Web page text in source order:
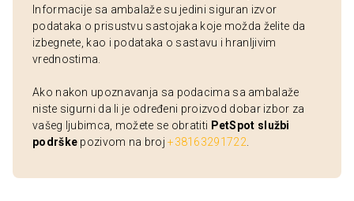
Informacije sa ambalaže su jedini siguran izvor
podataka o prisustvu sastojaka koje možda želite da
izbegnete, kao i podataka o sastavu i hranljivim
vrednostima.
Ako nakon upoznavanja sa podacima sa ambalaže
niste sigurni da li je određeni proizvod dobar izbor za
vašeg ljubimca, možete se obratiti PetSpot službi
podrške pozivom na broj+38163291722